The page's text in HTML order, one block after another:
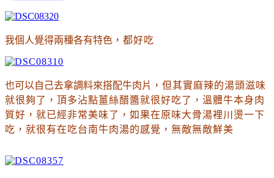
我個人覺得兩種各有特色 ，都好吃
也可以自己去拿調料來搭配牛肉片 ，但其實麻辣的湯頭滋味
就很夠了 ，頂多沾點薑絲醋醬就很好吃了 ，溫體牛本身肉
質好 ，就已經非常美味了 ，如果在原味大骨湯裡川燙一下
吃 ，就很有在吃台南牛肉湯的感覺 ，無敵無敵鮮美